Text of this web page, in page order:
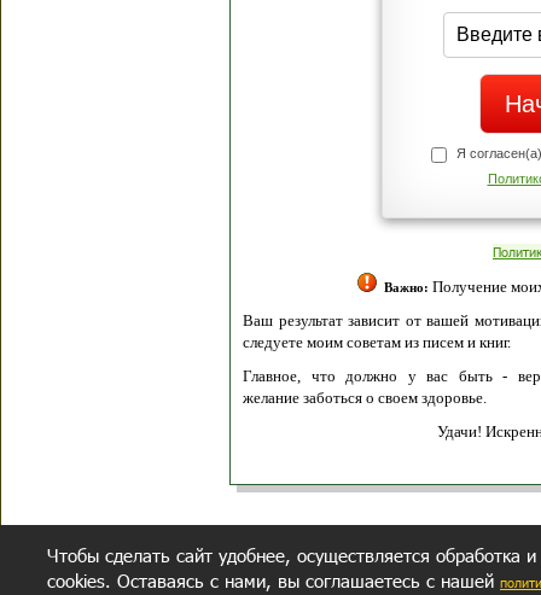
Я
Важно: Получение
Ваш результат зависит от вашей
следуете моим советам из писем и книг.
Главное, что должно у вас быть -
желание заботься о своем здоровье.
Удачи!
Чтобы сделать сайт удобнее, осуществляется обработка
cookies. Оставаясь с нами, вы соглашаетесь с нашей